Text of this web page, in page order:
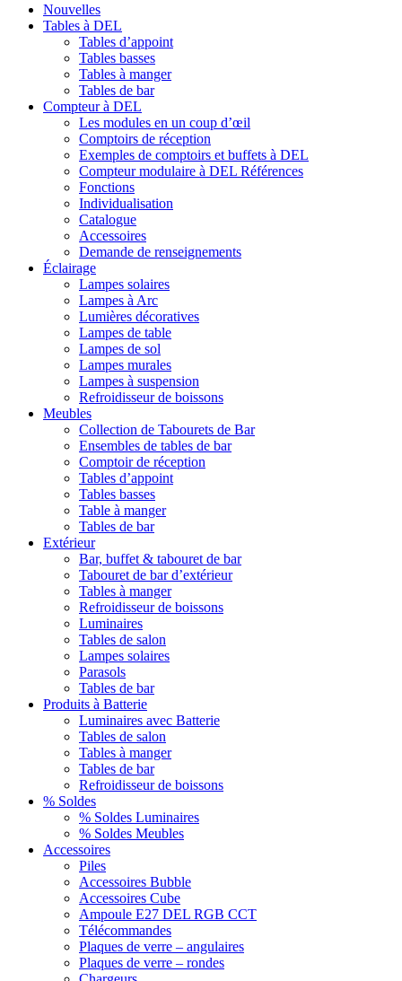
Nouvelles
Tables à DEL
Tables d’appoint
Tables basses
Tables à manger
Tables de bar
Compteur à DEL
Les modules en un coup d’œil
Comptoirs de réception
Exemples de comptoirs et buffets à DEL
Compteur modulaire à DEL Références
Fonctions
Individualisation
Catalogue
Accessoires
Demande de renseignements
Éclairage
Lampes solaires
Lampes à Arc
Lumières décoratives
Lampes de table
Lampes de sol
Lampes murales
Lampes à suspension
Refroidisseur de boissons
Meubles
Collection de Tabourets de Bar
Ensembles de tables de bar
Comptoir de réception
Tables d’appoint
Tables basses
Table à manger
Tables de bar
Extérieur
Bar, buffet & tabouret de bar
Tabouret de bar d’extérieur
Tables à manger
Refroidisseur de boissons
Luminaires
Tables de salon
Lampes solaires
Parasols
Tables de bar
Produits à Batterie
Luminaires avec Batterie
Tables de salon
Tables à manger
Tables de bar
Refroidisseur de boissons
% Soldes
% Soldes Luminaires
% Soldes Meubles
Accessoires
Piles
Accessoires Bubble
Accessoires Cube
Ampoule E27 DEL RGB CCT
Télécommandes
Plaques de verre – angulaires
Plaques de verre – rondes